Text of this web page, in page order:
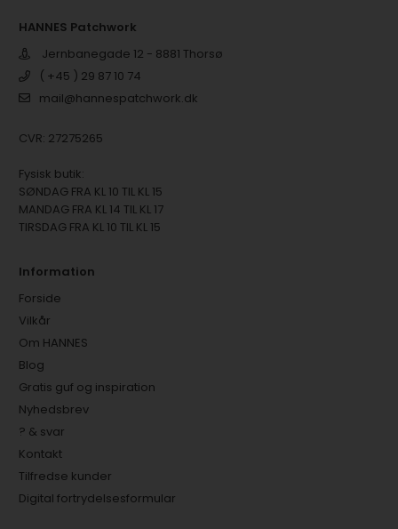
HANNES Patchwork
Jernbanegade 12 - 8881 Thorsø
( +45 ) 29 87 10 74
mail@hannespatchwork.dk
CVR: 27275265
Fysisk butik:
SØNDAG FRA KL 10 TIL KL 15
MANDAG FRA KL 14 TIL KL 17
TIRSDAG FRA KL 10 TIL KL 15
Information
Forside
Vilkår
Om HANNES
Blog
Gratis guf og inspiration
Nyhedsbrev
? & svar
Kontakt
Tilfredse kunder
Digital fortrydelsesformular